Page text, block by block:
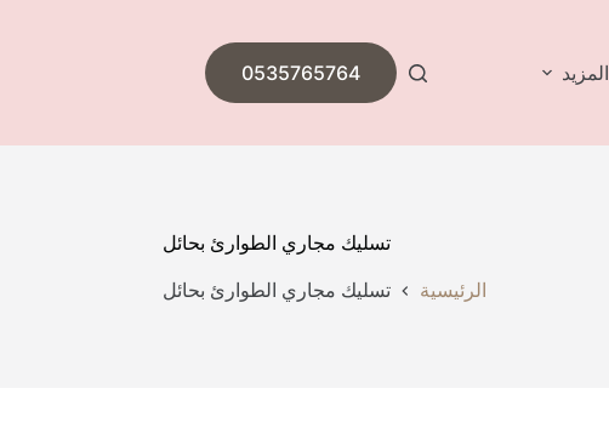
المزيد 0535765764
تسليك مجاري الطوارئ بحائل
الرئيسية تسليك مجاري الطوارئ بحائل